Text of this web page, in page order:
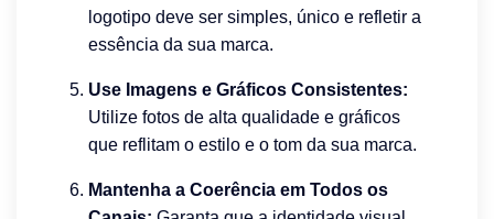
logotipo deve ser simples, único e refletir a
essência da sua marca.
Use Imagens e Gráficos Consistentes:
Utilize fotos de alta qualidade e gráficos
que reflitam o estilo e o tom da sua marca.
Mantenha a Coerência em Todos os